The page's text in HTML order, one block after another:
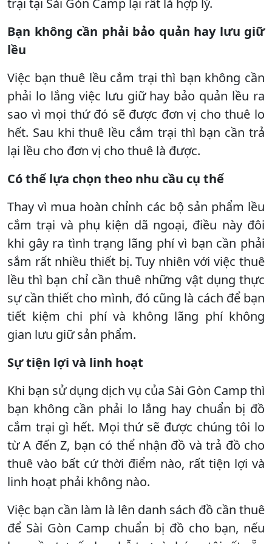
trại tại Sài Gòn Camp lại rất là hợp lý.
Bạn không cần phải bảo quản hay lưu giữ
lều
Việc bạn thuê lều cắm trại thì bạn không cần
phải lo lắng việc lưu giữ hay bảo quản lều ra
sao vì mọi thứ đó sẽ được đơn vị cho thuê lo
hết. Sau khi thuê lều cắm trại thì bạn cần trả
lại lều cho đơn vị cho thuê là được.
Có thể lựa chọn theo nhu cầu cụ thể
Thay vì mua hoàn chỉnh các bộ sản phẩm lều
cắm trại và phụ kiện dã ngoại, điều này đôi
khi gây ra tình trạng lãng phí vì bạn cần phải
sắm rất nhiều thiết bị. Tuy nhiên với việc thuê
lều thì bạn chỉ cần thuê những vật dụng thực
sự cần thiết cho mình, đó cũng là cách để bạn
tiết kiệm chi phí và không lãng phí không
gian lưu giữ sản phẩm.
Sự tiện lợi và linh hoạt
Khi bạn sử dụng dịch vụ của Sài Gòn Camp thì
bạn không cần phải lo lắng hay chuẩn bị đồ
cắm trại gì hết. Mọi thứ sẽ được chúng tôi lo
từ A đến Z, bạn có thể nhận đồ và trả đồ cho
thuê vào bất cứ thời điểm nào, rất tiện lợi và
linh hoạt phải không nào.
Việc bạn cần làm là lên danh sách đồ cần thuê
để Sài Gòn Camp chuẩn bị đồ cho bạn, nếu